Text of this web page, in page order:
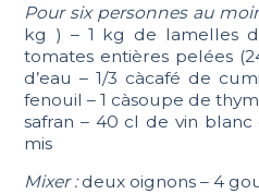
Pour six personnes au
kg ) – 1 kg de lamelles
tomates entières pelées
d’eau – 1/3 càcafé de
fenouil – 1 càsoupe de
safran – 40 cl de vin blanc
mis
Mixer :deux oignons – 4